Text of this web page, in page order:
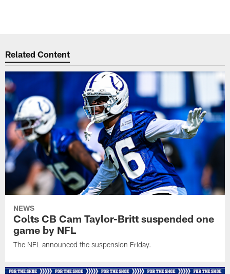
Related Content
NEWS
Colts CB Cam Taylor-Britt suspended one
game by NFL
The NFL announced the suspension Friday.